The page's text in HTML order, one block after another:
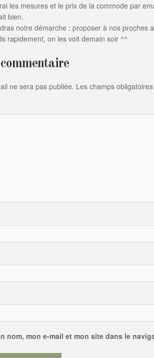
les mesures et le prix de la commode par
bien.
notre démarche : proposer à nos proches
rapidement, on les voit demain soir ^^
ne sera pas publiée. Les champs
nom, mon e-mail et mon site dans le